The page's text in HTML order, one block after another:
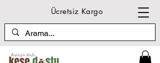
Ücretsiz Kargo